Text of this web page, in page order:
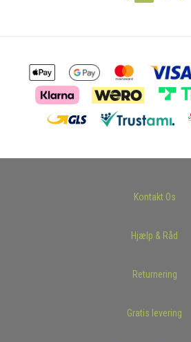
Kontakt Os
Hjælp & Råd
Returnering
Gratis levering